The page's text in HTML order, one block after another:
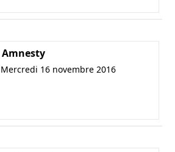
Amnesty
Mercredi 16 novembre 2016